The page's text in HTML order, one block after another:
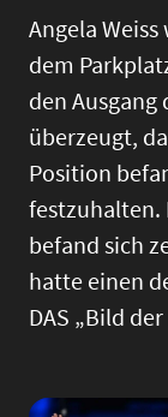
Angela
dem
den
überzeugt,
Position
festzuhalten.
befand sich
hatte einen
DAS „Bild
Image